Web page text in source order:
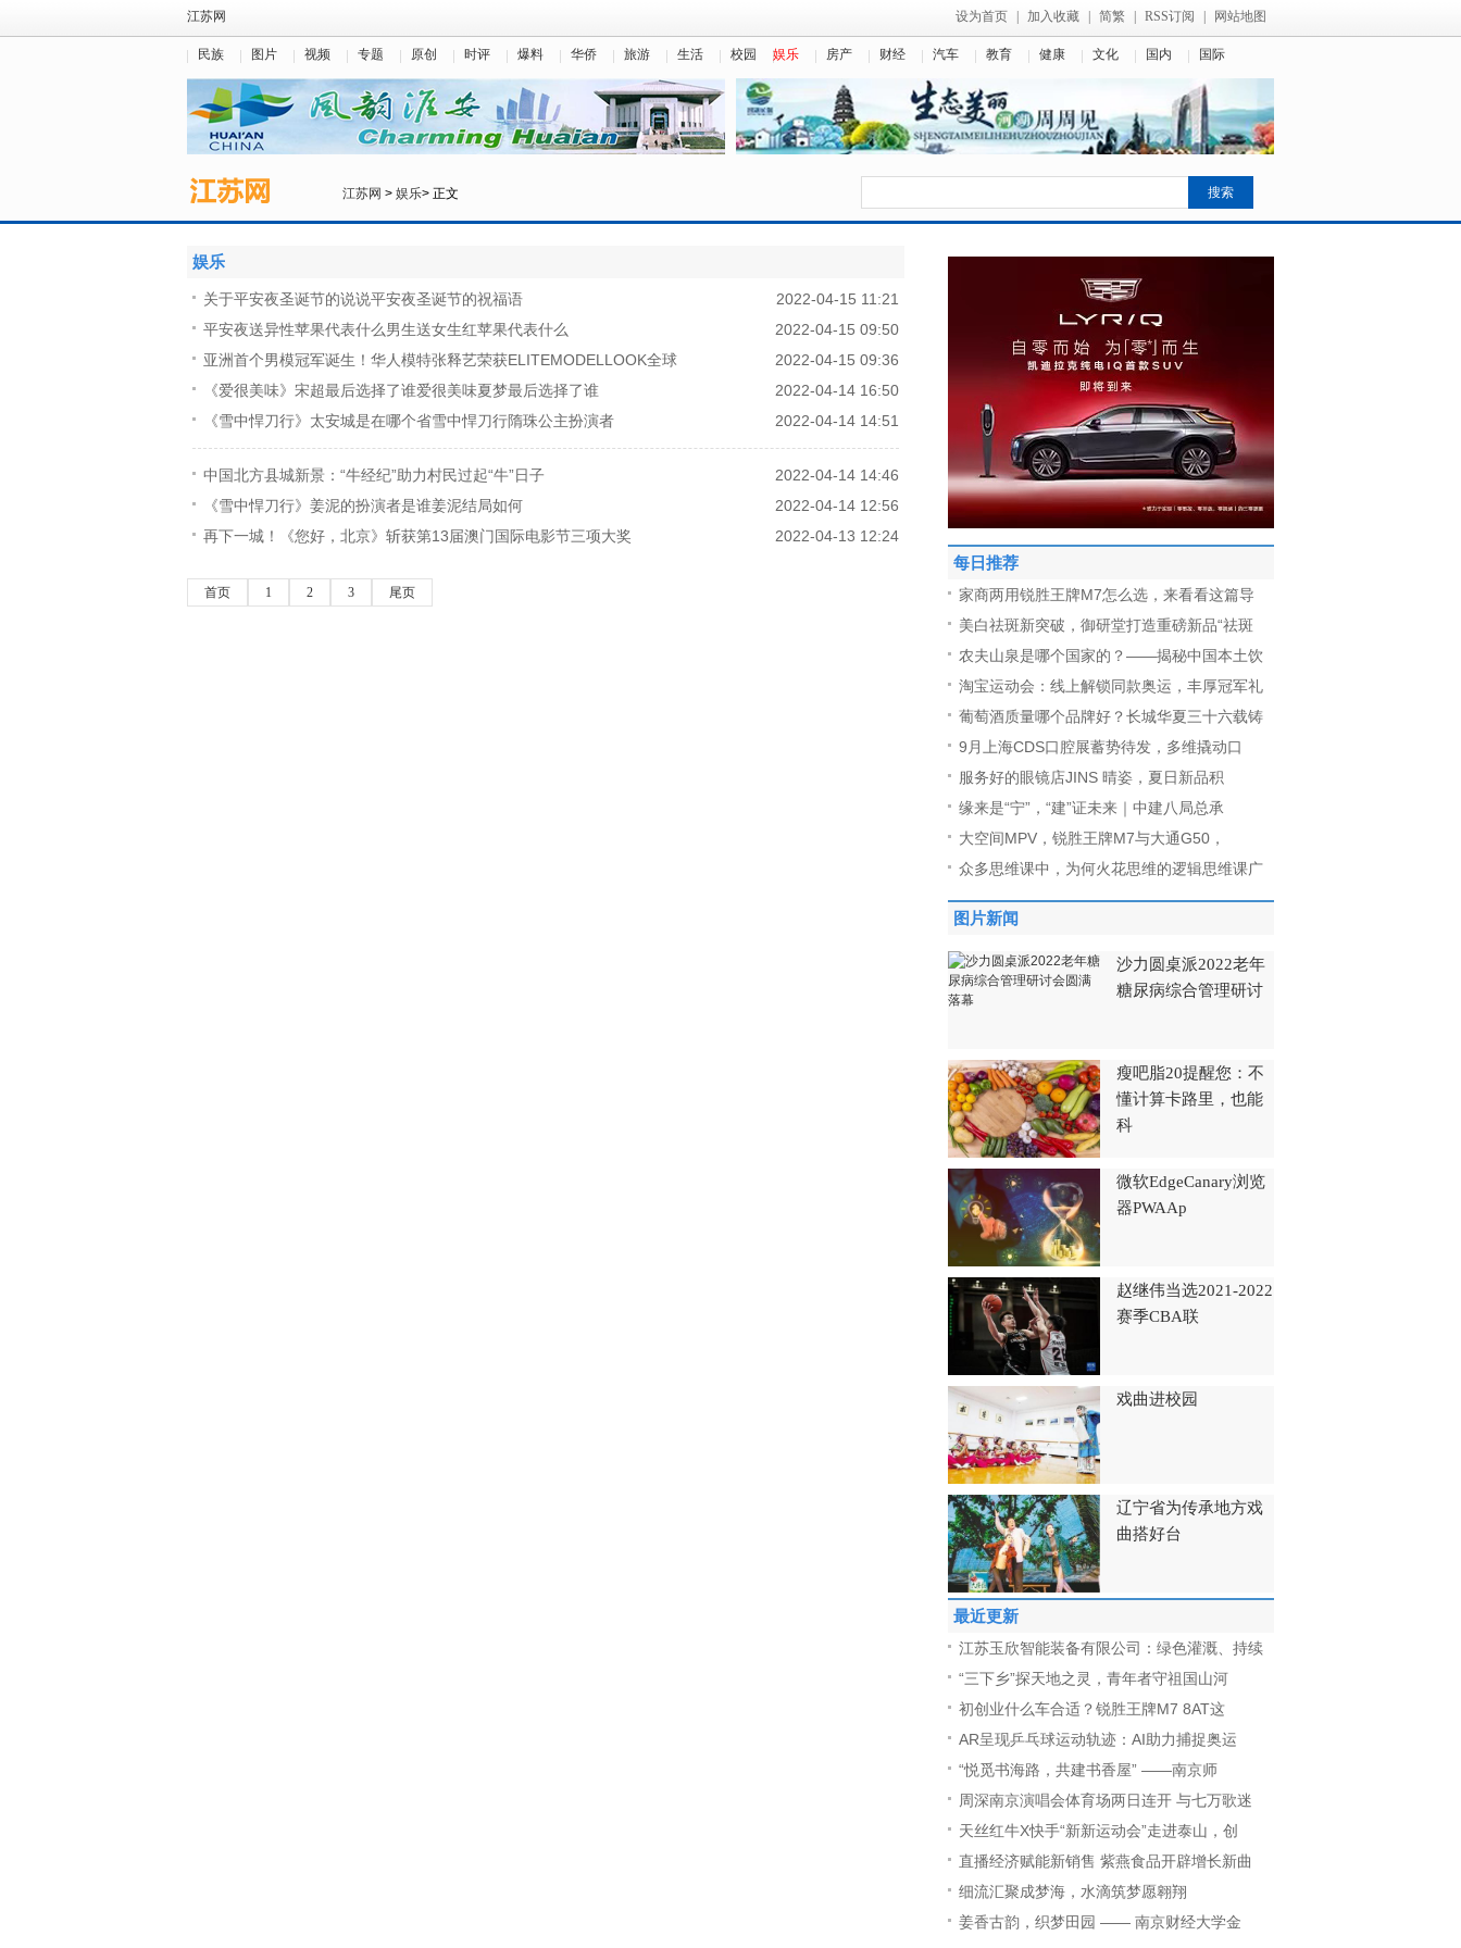
江苏网 设为首页 加入收藏 简繁 RSS订阅 网站地图
民族 图片 视频 专题 原创 时评 爆料 华侨 旅游 生活 校园 娱乐 房产 财经 汽车 教育 健康 文化 国内 国际
江苏网 > 娱乐> 正文
娱乐
2022-04-15 11:21
关于平安夜圣诞节的说说平安夜圣诞节的祝福语
2022-04-15 09:50
平安夜送异性苹果代表什么男生送女生红苹果代表什么
2022-04-15 09:36
亚洲首个男模冠军诞生！华人模特张释艺荣获ELITEMODELLOOK全球
2022-04-14 16:50
《爱很美味》宋超最后选择了谁爱很美味夏梦最后选择了谁
2022-04-14 14:51
《雪中悍刀行》太安城是在哪个省雪中悍刀行隋珠公主扮演者
2022-04-14 14:46
中国北方县城新景：“牛经纪”助力村民过起“牛”日子
2022-04-14 12:56
《雪中悍刀行》姜泥的扮演者是谁姜泥结局如何
2022-04-13 12:24
再下一城！《您好，北京》斩获第13届澳门国际电影节三项大奖
首页 1 2 3 尾页
每日推荐
家商两用锐胜王牌M7怎么选，来看看这篇导
美白祛斑新突破，御研堂打造重磅新品“祛斑
农夫山泉是哪个国家的？——揭秘中国本土饮
淘宝运动会：线上解锁同款奥运，丰厚冠军礼
葡萄酒质量哪个品牌好？长城华夏三十六载铸
9月上海CDS口腔展蓄势待发，多维撬动口
服务好的眼镜店JINS 晴姿，夏日新品积
缘来是“宁”，“建”证未来｜中建八局总承
大空间MPV，锐胜王牌M7与大通G50，
众多思维课中，为何火花思维的逻辑思维课广
图片新闻
沙力圆桌派2022老年
糖尿病综合管理研讨
瘦吧脂20提醒您：不
懂计算卡路里，也能
科
微软EdgeCanary浏览
器PWAAp
赵继伟当选2021-2022
赛季CBA联
戏曲进校园
辽宁省为传承地方戏
曲搭好台
最近更新
江苏玉欣智能装备有限公司：绿色灌溉、持续
“三下乡”探天地之灵，青年者守祖国山河
初创业什么车合适？锐胜王牌M7 8AT这
AR呈现乒乓球运动轨迹：AI助力捕捉奥运
“悦觅书海路，共建书香屋” ——南京师
周深南京演唱会体育场两日连开 与七万歌迷
天丝红牛X快手“新新运动会”走进泰山，创
直播经济赋能新销售 紫燕食品开辟增长新曲
细流汇聚成梦海，水滴筑梦愿翱翔
姜香古韵，织梦田园 —— 南京财经大学金